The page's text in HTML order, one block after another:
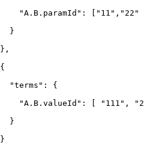
"A.B.paramId":
[ "11","22"
}
"terms": {
"A.B.valueId":
[
"111",
}